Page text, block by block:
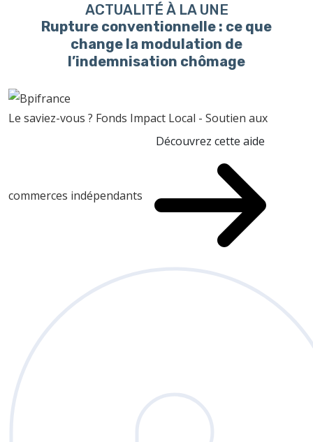
ACTUALITÉ À LA UNE
Rupture conventionnelle : ce que
change la modulation de
l’indemnisation chômage
Le saviez-vous ? Fonds Impact Local - Soutien aux
commerces indépendants
Découvrez cette aide